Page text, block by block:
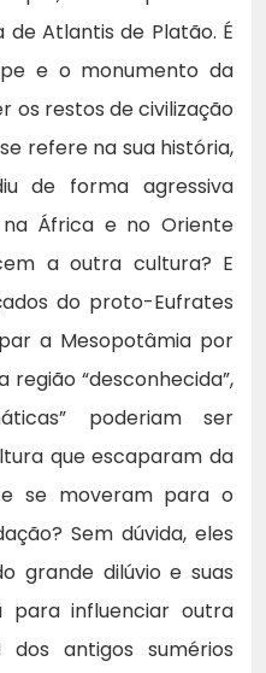
Atlantis de Platão. É
e o monumento da
os restos de civilização
refere na sua história,
de forma agressiva
África e no Oriente
a outra cultura? E
do proto-Eufrates
a Mesopotâmia por
região “desconhecida”,
poderiam ser
que escaparam da
se moveram para o
Sem dúvida, eles
grande dilúvio e suas
para influenciar outra
antigos sumérios